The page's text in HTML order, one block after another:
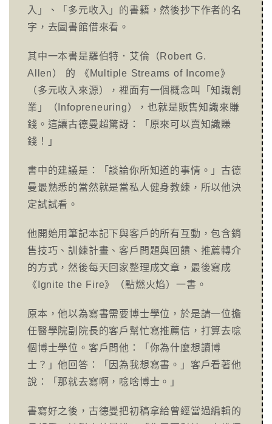
入」、「多元收入」的書籍，然後抄下作者的名
字，去圖書館借來看。
其中一本書是羅伯特．艾倫（Robert G.
Allen） 的 《Multiple Streams of Income》
（多元收入來源），裡面有一個概念叫「知識創
業」（Infopreneuring），也就是販售知識來賺
錢。這讓古德曼超驚訝：「原來可以賣知識賺
錢！」
書中的建議是：「談論你所知道的事情。」古德
曼最熟悉的當然就是當私人健身教練，所以他決
定試試看。
他開始用筆記本記下與客戶的所有互動，包含銷
售技巧、訓練計畫、客戶問題與回饋、推薦轉介
的方式，然後每天回家整理成文章，最後寫成
《Ignite the Fire》（點燃火焰）一書。
原本，他以為寫書需要博士學位，於是請一位擔
任醫學院副院長的客戶幫忙寫推薦信，打算去唸
個博士學位。客戶問他：「你為什麼想讀博
士？」他回答：「因為我想寫書。」客戶看著他
說：「那就去寫啊，唸啥博士。」
書寫好之後，古德曼把初稿拿給曾經當過編輯的